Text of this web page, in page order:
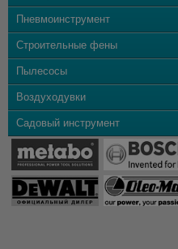
Пневмоинструмент
Строительные фены
Пылесосы
Воздуходувки
Садовый инструмент